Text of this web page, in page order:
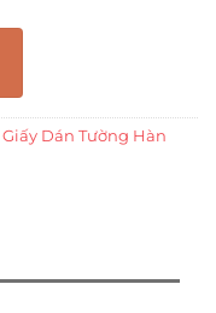
Giấy Dán Tường Hàn